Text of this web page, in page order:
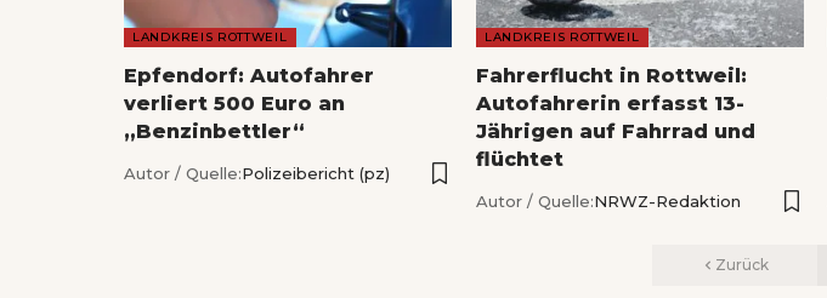
LANDKREIS ROTTWEIL
Epfendorf: Autofahrer
verliert 500 Euro an
„Benzinbettler“
Autor / Quelle:Polizeibericht (pz)
LANDKREIS ROTTWEIL
Fahrerflucht in Rottweil:
Autofahrerin erfasst 13-
Jährigen auf Fahrrad und
flüchtet
Autor / Quelle:NRWZ-Redaktion
Zurück